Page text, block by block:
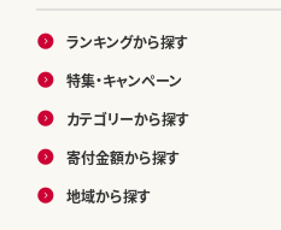
ランキングから探す
特集・キャンペーン
カテゴリーから探す
寄付金額から探す
地域から探す